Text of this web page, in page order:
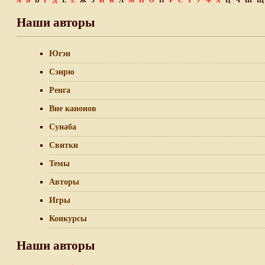
Наши авторы
Югэн
Сэнрю
Ренга
Вне канонов
Сунаба
Свитки
Темы
Авторы
Игры
Конкурсы
Наши авторы